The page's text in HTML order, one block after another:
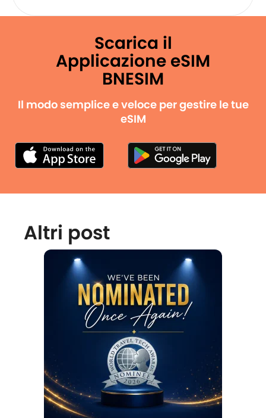
Scarica il
Applicazione eSIM
BNESIM
Il modo semplice e veloce per gestire le tue
eSIM
Altri post